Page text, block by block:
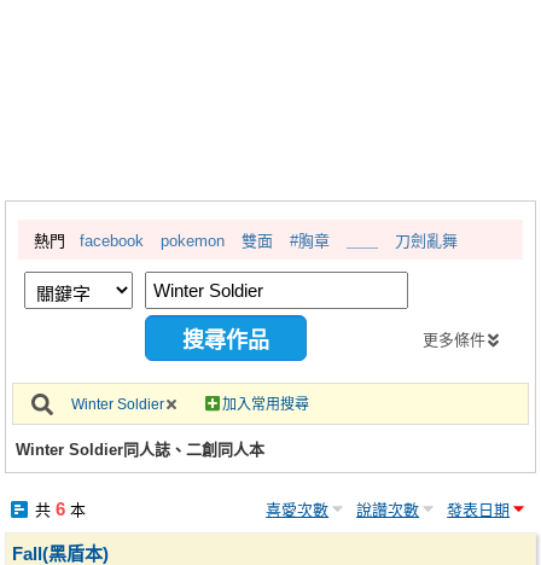
繪圖藝廊
交流中心
攤位轉讓區
會員中心
註冊會員
熱門 facebook pokemon 雙面 #胸章 刀劍亂舞
更多條件
Winter Soldier 加入常用搜尋
Winter Soldier同人誌、二創同人本
共 6本 喜愛次數 說讚次數 發表日期
Fall(黑盾本)